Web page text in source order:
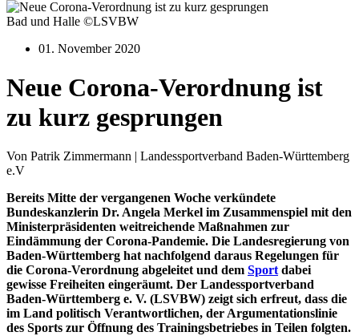
Bad und Halle ©LSVBW
01. November 2020
Neue Corona-Verordnung ist
zu kurz gesprungen
Von Patrik Zimmermann | Landessportverband Baden-Württemberg
e.V
Bereits Mitte der vergangenen Woche verkündete
Bundeskanzlerin Dr. Angela Merkel im Zusammenspiel mit den
Ministerpräsidenten weitreichende Maßnahmen zur
Eindämmung der Corona-Pandemie. Die Landesregierung von
Baden-Württemberg hat nachfolgend daraus Regelungen für
die Corona-Verordnung abgeleitet und dem Sportdabei
gewisse Freiheiten eingeräumt. Der Landessportverband
Baden-Württemberg e. V. (LSVBW) zeigt sich erfreut, dass die
im Land politisch Verantwortlichen, der Argumentationslinie
des Sports zur Öffnung des Trainingsbetriebes in Teilen folgten.